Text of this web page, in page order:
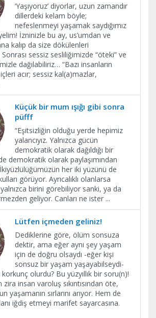
‘Yaşıyoruz’ diyorlar, uzun zamandır
dillerdeki kelam böyle;
nefeslenmeyi yaşamak saydığımız
İzninizle bu ay, us’umdan ve
kalıp da size dökülenleri
sessiz sesliliğimizde “öteki” ve
dağılabiliriz… “Bazı insanların
acır; sessiz kal(a)mazlar,
Küçük bir mum ışığı gibi sonra
püfff
“Eşitsizliğin olduğu yerde hepimiz
yalancıyız. Yalnızca gücün
demokratik olarak dağıldığı bir
demokratik olarak paylaşımından
her iki yüzünü de
görüyor. Ayrıcalıklı olanlarsa
birini görebiliyor sanki, ya da
geliyor. Canları ne ister ...
Lütfen içmeden geliniz!
Dediklerine göre, ölüm sonsuza
dektir, ama eğer aynı şey yaşam
için de doğru olsaydı -eğer kişi
sonsuz bir yaşam yaşayabilseydi-
olurdu? Bu yüzyıllık bir soru(n)!
insan varoluş sıkıntısından öte,
yaşamanın sırlarını arıyor. Hem de
iğdiş etmeyi marifet sayarcasına.